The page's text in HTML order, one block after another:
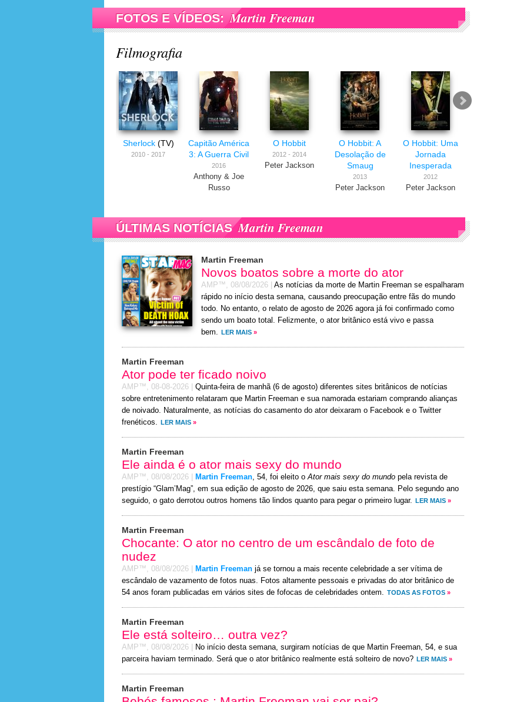
FOTOS E VÍDEOS: Martin Freeman
Filmografia
Sherlock(TV)
2010 - 2017
Capitão América
3: A Guerra Civil
2016
Anthony & Joe
Russo
O Hobbit
2012 - 2014
Peter Jackson
O Hobbit: A
Desolação de
Smaug
2013
Peter Jackson
O Hobbit: Uma
Jornada
Inesperada
2012
Peter Jackson
ÚLTIMAS NOTÍCIAS Martin Freeman
Martin Freeman
Novos boatos sobre a morte do ator
AMP™, 08/08/2026
As notícias da morte de Martin Freeman se espalharam
rápido no início desta semana, causando preocupação entre fãs do mundo
todo. No entanto, o relato de agosto de 2026 agora já foi confirmado como
sendo um boato total. Felizmente, o ator britânico está vivo e passa
bem. LER MAIS »
Martin Freeman
Ator pode ter ficado noivo
AMP™, 08-08-2026
Quinta-feira de manhã (6 de agosto) diferentes sites britânicos de notícias
sobre entretenimento relataram que Martin Freeman e sua namorada estariam comprando alianças
de noivado. Naturalmente, as notícias do casamento do ator deixaram o Facebook e o Twitter
frenéticos. LER MAIS »
Martin Freeman
Ele ainda é o ator mais sexy do mundo
AMP™, 08/08/2026 Martin Freeman, 54, foi eleito oAtor mais sexy do mundo pela revista de
prestígio “Glam’Mag”, em sua edição de agosto de 2026, que saiu esta semana. Pelo segundo ano
seguido, o gato derrotou outros homens tão lindos quanto para pegar o primeiro lugar. LER MAIS »
Martin Freeman
Chocante: O ator no centro de um escândalo de foto de
nudez
AMP™, 08/08/2026 Martin Freeman já se tornou a mais recente celebridade a ser vítima de
escândalo de vazamento de fotos nuas. Fotos altamente pessoais e privadas do ator britânico de
54 anos foram publicadas em vários sites de fofocas de celebridades ontem. TODAS AS FOTOS »
Martin Freeman
Ele está solteiro… outra vez?
AMP™, 08/08/2026
No início desta semana, surgiram notícias de que Martin Freeman, 54, e sua
parceira haviam terminado. Será que o ator britânico realmente está solteiro de novo? LER MAIS »
Martin Freeman